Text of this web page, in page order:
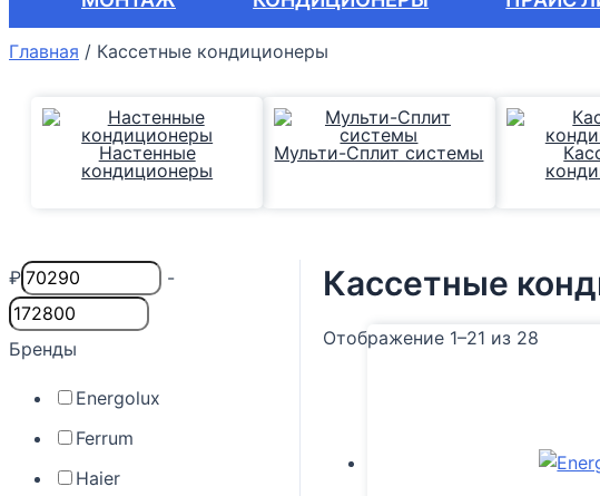
Главная / Кассетные кондиционеры
Настенные
кондиционеры
Мульти-Сплит системы
₽ -
Бренды
Energolux
Ferrum
Haier
Кассетные
Отображение 1–21 из 28